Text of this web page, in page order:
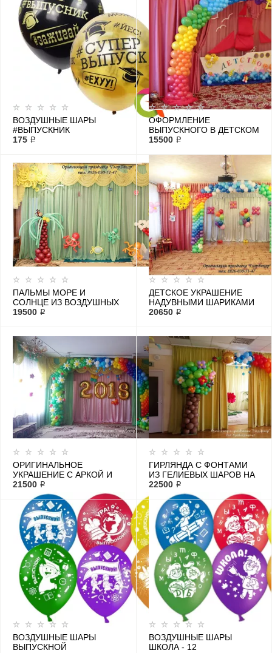
ВОЗДУШНЫЕ ШАРЫ
#ВЫПУСКНИК
175 ₽
ОФОРМЛЕНИЕ
ВЫПУСКНОГО В ДЕТСКОМ
САДУ В МОРСКОМ СТИЛЕ
15500 ₽
ПАЛЬМЫ МОРЕ И
СОЛНЦЕ ИЗ ВОЗДУШНЫХ
ШАРОВ НА ПРАЗДНИК В
19500 ₽
ДЕТСКОЕ УКРАШЕНИЕ
НАДУВНЫМИ ШАРИКАМИ
АКТОВОГО ЗАЛА В САДУ
20650 ₽
ОРИГИНАЛЬНОЕ
УКРАШЕНИЕ С АРКОЙ И
ФОЛЬГИРОВАННЫМИ
ЦИФРАМИ С ВОЗДУХОМ
21500 ₽
ГИРЛЯНДА С ФОНТАМИ
ИЗ ГЕЛИЕВЫХ ШАРОВ НА
МЕРОПРИЯТИЕ В
ДЕТСКИЙ САД
22500 ₽
ВОЗДУШНЫЕ ШАРЫ
ВЫПУСКНОЙ
ВОЗДУШНЫЕ ШАРЫ
ШКОЛА - 12